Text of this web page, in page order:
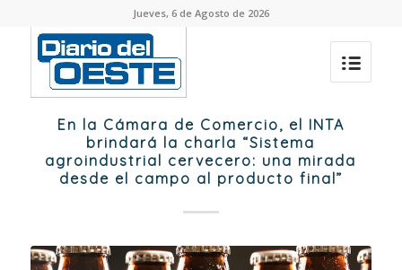
Jueves, 6 de Agosto de 2026
En la Cámara de Comercio, el INTA
brindará la charla “Sistema
agroindustrial cervecero: una mirada
desde el campo al producto final”